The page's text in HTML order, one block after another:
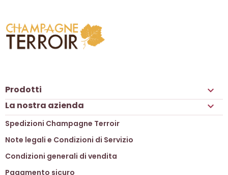
Prodotti 
La nostra azienda 
Spedizioni Champagne Terroir
Note legali e Condizioni di Servizio
Condizioni generali di vendita
Pagamento sicuro